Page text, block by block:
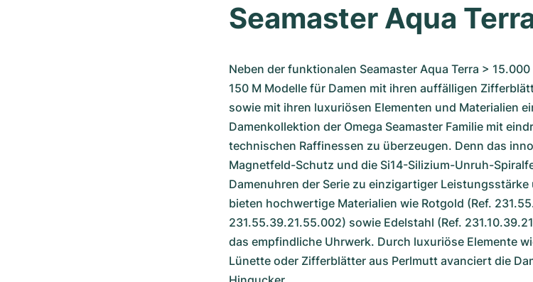
Seamaster Aqua
Neben der funktionalen Seamaster Aqua Terra >
150 M Modelle für Damen mit ihren auffälligen
sowie mit ihren luxuriösen Elementen und Materialien
Damenkollektion der Omega Seamaster Familie mit
technischen Raffinessen zu überzeugen. Denn das
Magnetfeld-Schutz und die Si14-Silizium-Unruh-
Damenuhren der Serie zu einzigartiger
bieten hochwertige Materialien wie Rotgold (Ref.
231.55.39.21.55.002) sowie Edelstahl (Ref.
das empfindliche Uhrwerk. Durch luxuriöse Elemente
Lünette oder Zifferblätter aus Perlmutt avanciert die